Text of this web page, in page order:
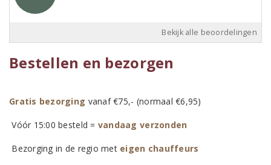
Bekijk alle beoordelingen
Bestellen en bezorgen
Gratis bezorging vanaf €75,- (normaal €6,95)
Vóór 15:00 besteld = vandaag verzonden
Bezorging in de regio met eigen chauffeurs